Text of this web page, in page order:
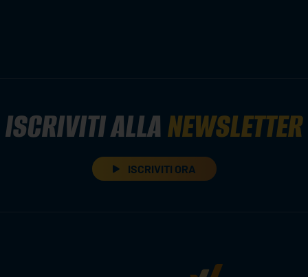
ISCRIVITI ALLANEWSLETTER
ISCRIVITI ORA